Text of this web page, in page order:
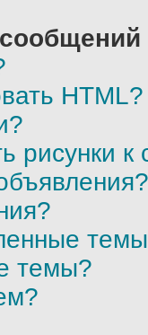
HTML?
рисунки
темы?